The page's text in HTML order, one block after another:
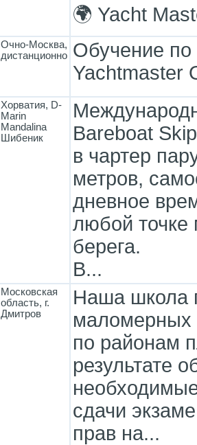
🌍 Yacht
Очно-Москва,
дистанционно Обучение по
Yachtmaster
Хорватия, D-
Marin
Mandalina
Шибеник
Bareboat
в чартер
метров,
дневное
любой точке
берега.
В...
Московская
область, г.
Дмитров
Наша школа
маломерных
по районам
результате
сдачи
прав на...